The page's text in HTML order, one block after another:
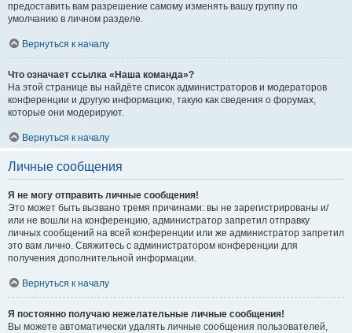
предоставить вам разрешение самому изменять вашу группу по
умолчанию в личном разделе.
Вернуться к началу
Что означает ссылка «Наша команда»?
На этой странице вы найдёте список администраторов и модераторов
конференции и другую информацию, такую как сведения о форумах,
которые они модерируют.
Вернуться к началу
Личные сообщения
Я не могу отправить личные сообщения!
Это может быть вызвано тремя причинами: вы не зарегистрированы и/
или не вошли на конференцию, администратор запретил отправку
личных сообщений на всей конференции или же администратор запретил
это вам лично. Свяжитесь с администратором конференции для
получения дополнительной информации.
Вернуться к началу
Я постоянно получаю нежелательные личные сообщения!
Вы можете автоматически удалять личные сообщения пользователей,